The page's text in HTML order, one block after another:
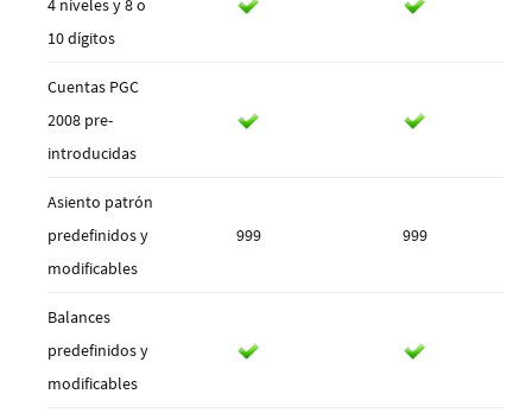
4 niveles y 8 o
10 dígitos
Cuentas PGC
2008 pre-
introducidas
Asiento patrón
predefinidos y
modificables
999 999
Balances
predefinidos y
modificables